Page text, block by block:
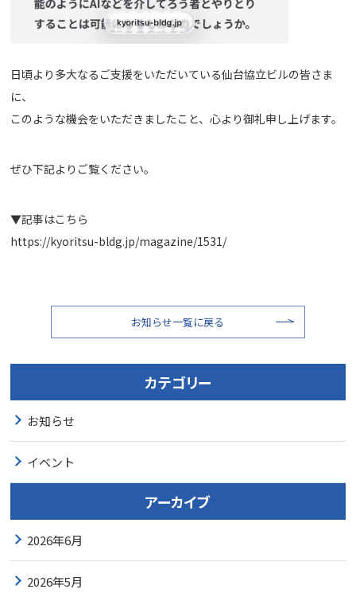
日頃より多大なるご支援をいただいている仙台協立ビルの皆さま
に、
このような機会をいただきましたこと、心より御礼申し上げます。
ぜひ下記よりご覧ください。
▼記事はこちら
https://kyoritsu-bldg.jp/magazine/1531/
お知らせ一覧に戻る
カテゴリー
お知らせ
イベント
アーカイブ
2026年6月
2026年5月